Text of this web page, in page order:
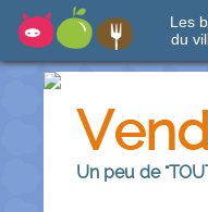
Les
du
Un peu de